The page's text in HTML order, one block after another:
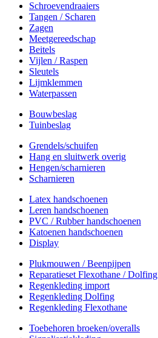
Schroevendraaiers
Tangen / Scharen
Zagen
Meetgereedschap
Beitels
Vijlen / Raspen
Sleutels
Lijmklemmen
Waterpassen
Bouwbeslag
Tuinbeslag
Grendels/schuifen
Hang en sluitwerk overig
Hengen/scharnieren
Scharnieren
Latex handschoenen
Leren handschoenen
PVC / Rubber handschoenen
Katoenen handschoenen
Display
Plukmouwen / Beenpijpen
Reparatieset Flexothane / Dolfing
Regenkleding import
Regenkleding Dolfing
Regenkleding Flexothane
Toebehoren broeken/overalls